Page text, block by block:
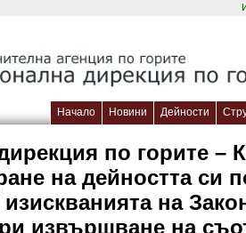
Начало Новини Дейности
по горите
на дейността си
на
извършване на